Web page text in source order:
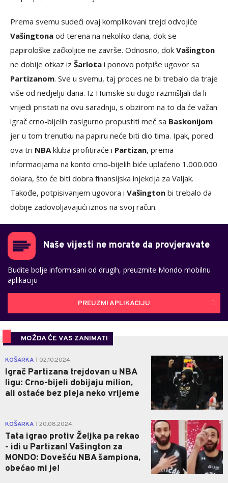
Prema svemu sudeći ovaj komplikovani trejd odvojiće
Vašingtona od terena na nekoliko dana, dok se
papirološke začkoljice ne završe. Odnosno, dok Vašington
ne dobije otkaz iz Šarlota i ponovo potpiše ugovor sa
Partizanom. Sve u svemu, taj proces ne bi trebalo da traje
više od nedjelju dana. Iz Humske su dugo razmišljali da li
vrijedi pristati na ovu saradnju, s obzirom na to da će važan
igrač crno-bijelih zasigurno propustiti meč sa Baskonijom
jer u tom trenutku na papiru neće biti dio tima. Ipak, pored
ova tri NBAkluba profitiraće i Partizan, prema
informacijama na konto crno-bijelih biće uplaćeno 1.000.000
dolara, što će biti dobra finansijska injekcija za Valjak.
Takođe, potpisivanjem ugovora i Vašington bi trebalo da
dobije zadovoljavajući iznos na svoj račun.
Naše vijesti ne morate da provjeravate
Budite bolje informisani od drugih, preuzmite Mondo mobilnu
aplikaciju
PREUZMI APLIKACIJU
MOŽDA ĆE VAS ZANIMATI
KOŠARKA 02.10.2024.
Igrač Partizana trejdovan u NBA
ligu: Crno-bijeli dobijaju milion,
ali ostaće bez pleja neko vrijeme
0
KOŠARKA 20.08.2024.
Tata igrao protiv Željka pa rekao
- idi u Partizan! Vašington za
MONDO: Dovešću NBA šampiona,
obećao mi je!
0